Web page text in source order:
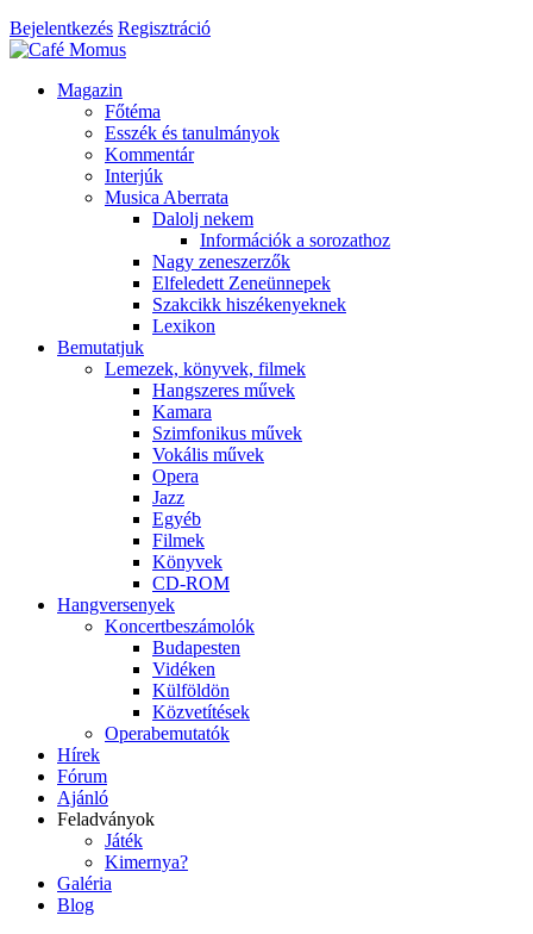
Bejelentkezés Regisztráció
Magazin
Főtéma
Esszék és tanulmányok
Kommentár
Interjúk
Musica Aberrata
Dalolj nekem
Információk a sorozathoz
Nagy zeneszerzők
Elfeledett Zeneünnepek
Szakcikk hiszékenyeknek
Lexikon
Bemutatjuk
Lemezek, könyvek, filmek
Hangszeres művek
Kamara
Szimfonikus művek
Vokális művek
Opera
Jazz
Egyéb
Filmek
Könyvek
CD-ROM
Hangversenyek
Koncertbeszámolók
Budapesten
Vidéken
Külföldön
Közvetítések
Operabemutatók
Hírek
Fórum
Ajánló
Feladványok
Játék
Kimernya?
Galéria
Blog